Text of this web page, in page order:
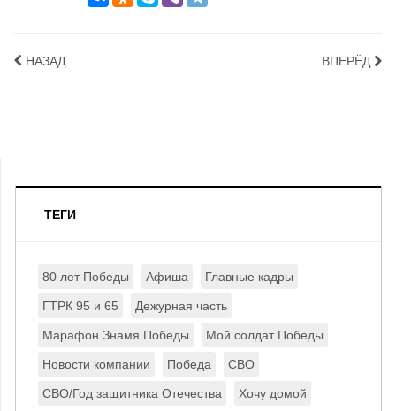
НАЗАД ВПЕРЁД
ТЕГИ
80 лет Победы Афиша Главные кадры
ГТРК 95 и 65 Дежурная часть
Марафон Знамя Победы Мой солдат Победы
Новости компании Победа СВО
СВО/Год защитника Отечества Хочу домой